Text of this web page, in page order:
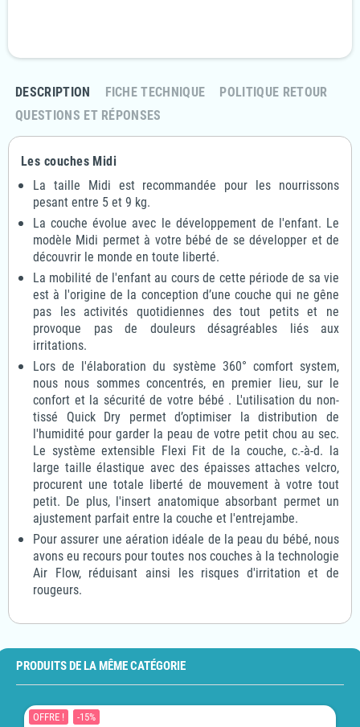
DESCRIPTION FICHE TECHNIQUE
POLITIQUE RETOUR
QUESTIONS ET RÉPONSES
Les couches Midi
La taille Midi est recommandée pour les nourrissons
pesant entre 5 et 9 kg.
La couche évolue avec le développement de l'enfant. Le
modèle Midi permet à votre bébé de se développer et de
découvrir le monde en toute liberté.
La mobilité de l'enfant au cours de cette période de sa vie
est à l'origine de la conception d’une couche qui ne gêne
pas les activités quotidiennes des tout petits et ne
provoque pas de douleurs désagréables liés aux
irritations.
Lors de l'élaboration du système 360° comfort system,
nous nous sommes concentrés, en premier lieu, sur le
confort et la sécurité de votre bébé . L'utilisation du non-
tissé Quick Dry permet d’optimiser la distribution de
l'humidité pour garder la peau de votre petit chou au sec.
Le système extensible Flexi Fit de la couche, c.-à-d. la
large taille élastique avec des épaisses attaches velcro,
procurent une totale liberté de mouvement à votre tout
petit. De plus, l'insert anatomique absorbant permet un
ajustement parfait entre la couche et l'entrejambe.
Pour assurer une aération idéale de la peau du bébé, nous
avons eu recours pour toutes nos couches à la technologie
Air Flow, réduisant ainsi les risques d'irritation et de
rougeurs.
PRODUITS DE LA MÊME CATÉGORIE
OFFRE ! -15%